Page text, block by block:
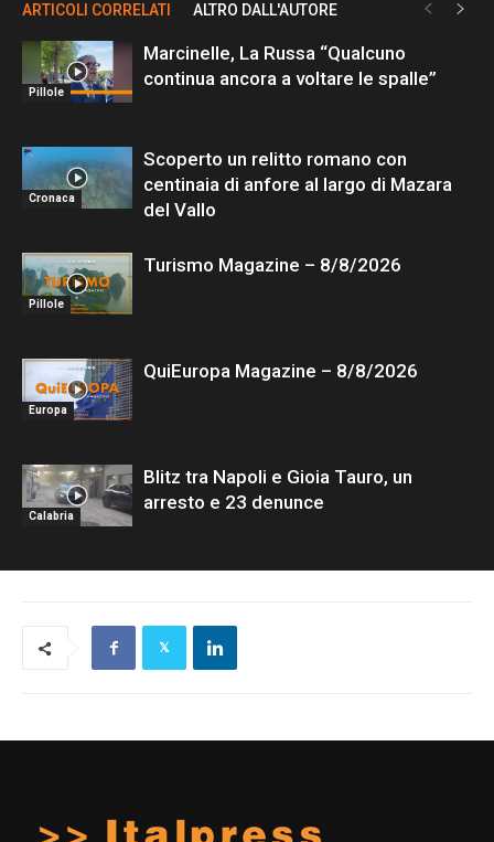
ARTICOLI CORRELATI ALTRO DALL'AUTORE
Pillole
Marcinelle, La Russa “Qualcuno
continua ancora a voltare le spalle”
Cronaca
Scoperto un relitto romano con
centinaia di anfore al largo di Mazara
del Vallo
Pillole
Turismo Magazine – 8/8/2026
Europa
QuiEuropa Magazine – 8/8/2026
Calabria
Blitz tra Napoli e Gioia Tauro, un
arresto e 23 denunce